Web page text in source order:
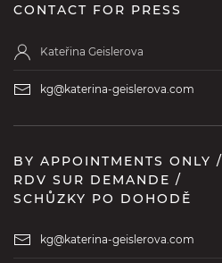
CONTACT FOR PRESS
Kateřina Geislerova
kg@katerina-geislerova.com
BY APPOINTMENTS ONLY /
RDV SUR DEMANDE /
SCHŮZKY PO DOHODĚ
kg@katerina-geislerova.com